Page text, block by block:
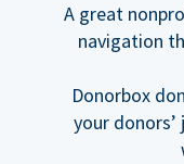
A great
navigation
Donorbox
your